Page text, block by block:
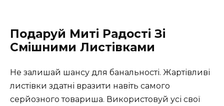
Подаруй Миті Радості Зі
Смішними Листівками
Не залишай шансу для банальності. Жартівливі
листівки здатні вразити навіть самого
серйозного товариша. Використовуй усі свої